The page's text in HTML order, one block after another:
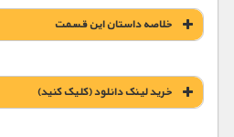
خلاصه داستان این قسمت
خريد لينک دانلود (کليک کنيد)